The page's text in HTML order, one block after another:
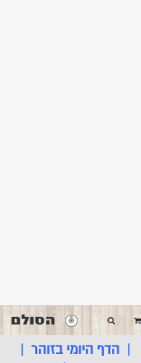
|הדף היומי בזוהר |